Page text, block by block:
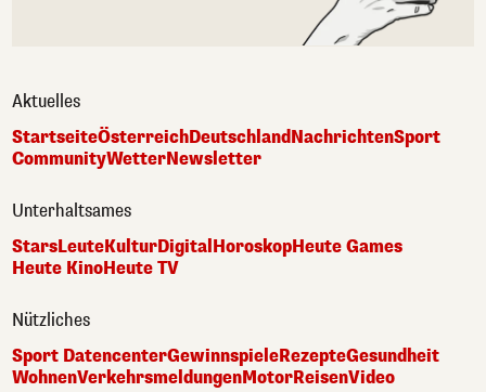
Aktuelles
StartseiteÖsterreichDeutschlandNachrichtenSport
CommunityWetterNewsletter
Unterhaltsames
StarsLeuteKulturDigital HoroskopHeute Games
Heute KinoHeute TV
Nützliches
Sport DatencenterGewinnspieleRezepteGesundheit
WohnenVerkehrsmeldungenMotorReisenVideo